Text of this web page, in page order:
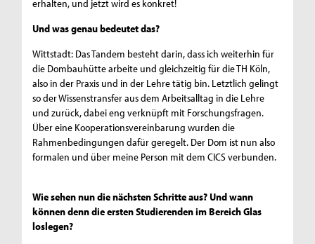
erhalten, und jetzt wird es konkret!
Und was genau bedeutet das?
Wittstadt: Das Tandem besteht darin, dass ich weiterhin für
die Dombauhütte arbeite und gleichzeitig für die TH Köln,
also in der Praxis und in der Lehre tätig bin. Letztlich gelingt
so der Wissenstransfer aus dem Arbeitsalltag in die Lehre
und zurück, dabei eng verknüpft mit Forschungsfragen.
Über eine Kooperationsvereinbarung wurden die
Rahmenbedingungen dafür geregelt. Der Dom ist nun also
formalen und über meine Person mit dem CICS verbunden.
Wie sehen nun die nächsten Schritte aus? Und wann
können denn die ersten Studierenden im Bereich Glas
loslegen?